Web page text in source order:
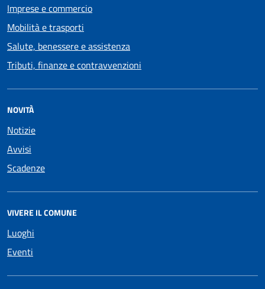
Imprese e commercio
Mobilità e trasporti
Salute, benessere e assistenza
Tributi, finanze e contravvenzioni
NOVITÀ
Notizie
Avvisi
Scadenze
VIVERE IL COMUNE
Luoghi
Eventi